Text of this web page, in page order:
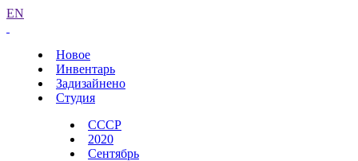
EN
Новое
Инвентарь
Задизайнено
Студия
СССР
2020
Сентябрь